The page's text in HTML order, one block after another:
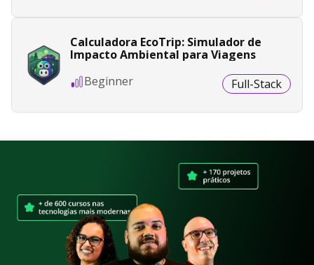
Calculadora EcoTrip: Simulador de
Impacto Ambiental para Viagens
Beginner
Full-Stack